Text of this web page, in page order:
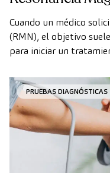
realizarte la
como paciente
Cuando un médico
(RMN), el objetivo
para iniciar un
pueden demorarse más
PRUEBAS DIAGNÓSTICAS